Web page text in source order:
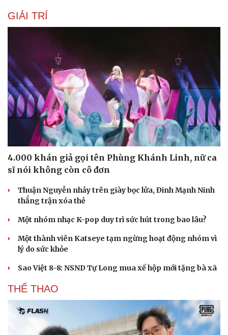
Du lịch
Tư vấn
Săn Tour
Podcast
Câu chuyện thời sự
Kể chuyện cho bé
GIẢI TRÍ
4.000 khán giả gọi tên Phùng Khánh Linh, nữ ca
sĩ nói không còn cô đơn
Thuận Nguyễn nhảy trên giày bọc lửa, Đinh Mạnh Ninh
thắng trận xóa thẻ
Một nhóm nhạc K-pop duy trì sức hút trong bao lâu?
Một thành viên Katseye tạm ngừng hoạt động nhóm vì
lý do sức khỏe
Sao Việt 8-8: NSND Tự Long mua xế hộp mới tặng bà xã
THỂ THAO